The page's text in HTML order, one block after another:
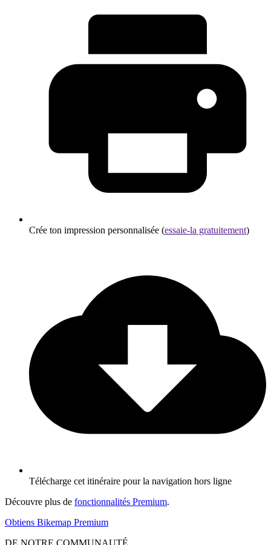
Crée ton impression personnalisée (essaie-la gratuitement)
Télécharge cet itinéraire pour la navigation hors ligne
Découvre plus de fonctionnalités Premium.
Obtiens Bikemap Premium